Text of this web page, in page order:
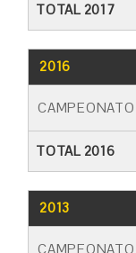
TOTAL 2017
2016
TOTAL 2016
2013